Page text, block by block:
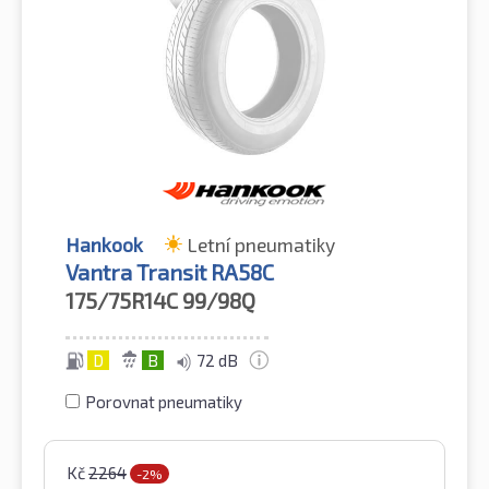
Hankook Letní pneumatiky
Vantra Transit RA58C
175/75R14C 99/98Q
D B 72 dB
Porovnat pneumatiky
Kč2264 -2%